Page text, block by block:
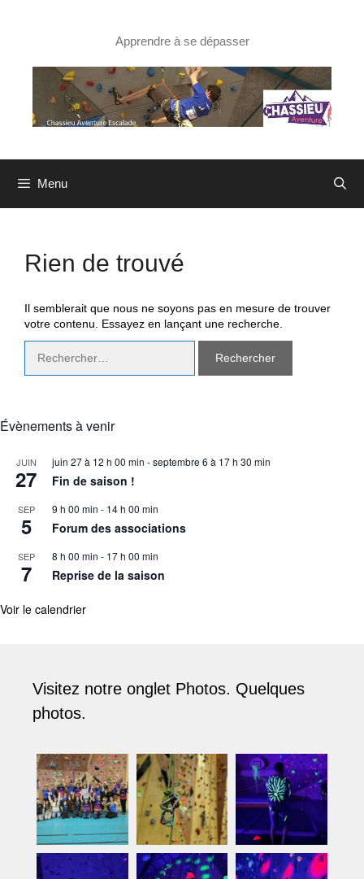
Apprendre à se dépasser
Menu
Rien de trouvé
Il semblerait que nous ne soyons pas en mesure de trouver
votre contenu. Essayez en lançant une recherche.
Évènements à venir
JUIN
27
juin 27 à 12 h 00 min -septembre 6 à 17 h 30 min
Fin de saison !
SEP
5
9 h 00 min - 14 h 00 min
Forum des associations
SEP
7
8 h 00 min - 17 h 00 min
Reprise de la saison
Voir le calendrier
Visitez notre onglet Photos. Quelques
photos.